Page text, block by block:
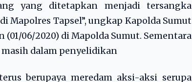
yang ditetapkan menjadi tersangka
Tapsel”, ungkap Kapolda Sumut
06/2020) di Mapolda Sumut. Sementara
dalam penyelidikan
berupaya meredam aksi-aksi serupa